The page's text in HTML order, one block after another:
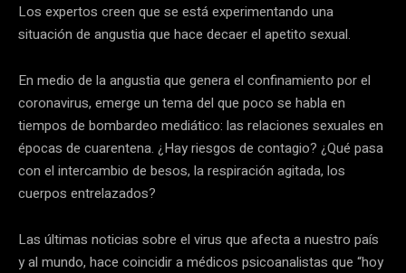
Los expertos creen que se está experimentando una
situación de angustia que hace decaer el apetito sexual.
En medio de la angustia que genera el confinamiento por el
coronavirus, emerge un tema del que poco se habla en
tiempos de bombardeo mediático: las relaciones sexuales en
épocas de cuarentena​. ¿Hay riesgos de contagio? ¿Qué pasa
con el intercambio de besos, la respiración agitada, los
cuerpos entrelazados?
Las últimas noticias sobre el virus que afecta a nuestro país
y al mundo, hace coincidir a médicos psicoanalistas que “hoy